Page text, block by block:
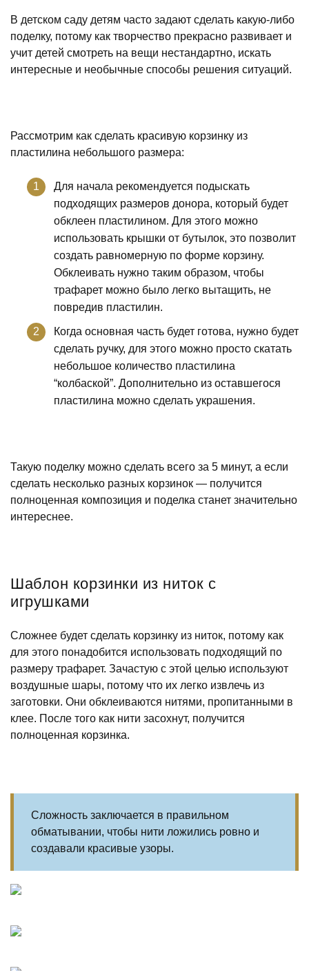
В детском саду детям часто задают сделать какую-либо
поделку, потому как творчество прекрасно развивает и
учит детей смотреть на вещи нестандартно, искать
интересные и необычные способы решения ситуаций.
Рассмотрим как сделать красивую корзинку из
пластилина небольшого размера:
Для начала рекомендуется подыскать
подходящих размеров донора, который будет
обклеен пластилином. Для этого можно
использовать крышки от бутылок, это позволит
создать равномерную по форме корзину.
Обклеивать нужно таким образом, чтобы
трафарет можно было легко вытащить, не
повредив пластилин.
Когда основная часть будет готова, нужно будет
сделать ручку, для этого можно просто скатать
небольшое количество пластилина
“колбаской”. Дополнительно из оставшегося
пластилина можно сделать украшения.
Такую поделку можно сделать всего за 5 минут, а если
сделать несколько разных корзинок — получится
полноценная композиция и поделка станет значительно
интереснее.
Шаблон корзинки из ниток с
игрушками
Сложнее будет сделать корзинку из ниток, потому как
для этого понадобится использовать подходящий по
размеру трафарет. Зачастую с этой целью используют
воздушные шары, потому что их легко извлечь из
заготовки. Они обклеиваются нитями, пропитанными в
клее. После того как нити засохнут, получится
полноценная корзинка.
Сложность заключается в правильном
обматывании, чтобы нити ложились ровно и
создавали красивые узоры.